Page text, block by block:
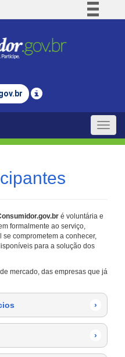
Comunica BR
Legislação
Toggle
é voluntária e
formalmente ao serviço,
comprometem a conhecer,
para a solução dos
mercado, das empresas que já
›
›